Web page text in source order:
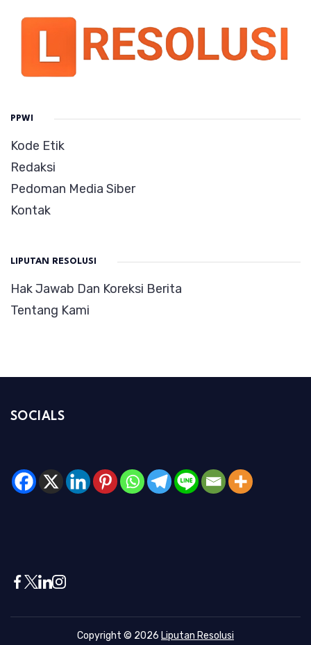
PPWI
Kode Etik
Redaksi
Pedoman Media Siber
Kontak
LIPUTAN RESOLUSI
Hak Jawab Dan Koreksi Berita
Tentang Kami
SOCIALS
Copyright © 2026 Liputan Resolusi